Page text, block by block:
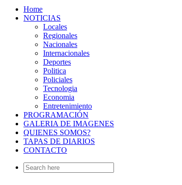
Home
NOTICIAS
Locales
Regionales
Nacionales
Internacionales
Deportes
Politica
Policiales
Tecnologia
Economia
Entretenimiento
PROGRAMACIÓN
GALERIA DE IMAGENES
QUIENES SOMOS?
TAPAS DE DIARIOS
CONTACTO
Search
for: